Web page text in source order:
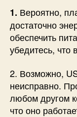
1. Вероятно,
достаточно
обеспечить
убедитесь, что
2. Возможно,
неисправно.
любом другом
что оно